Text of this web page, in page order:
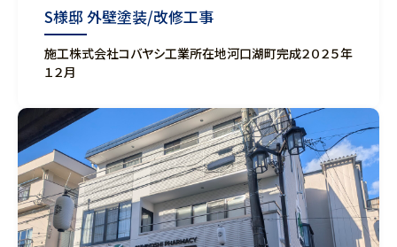
S様邸 外壁塗装/改修工事
施工株式会社コバヤシ工業所在地河口湖町完成２０２５年
１２月